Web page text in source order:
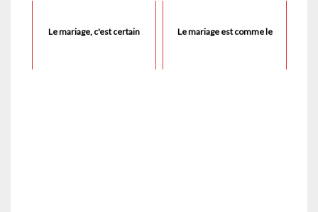
Le mariage, c'est certain Le mariage est comme le